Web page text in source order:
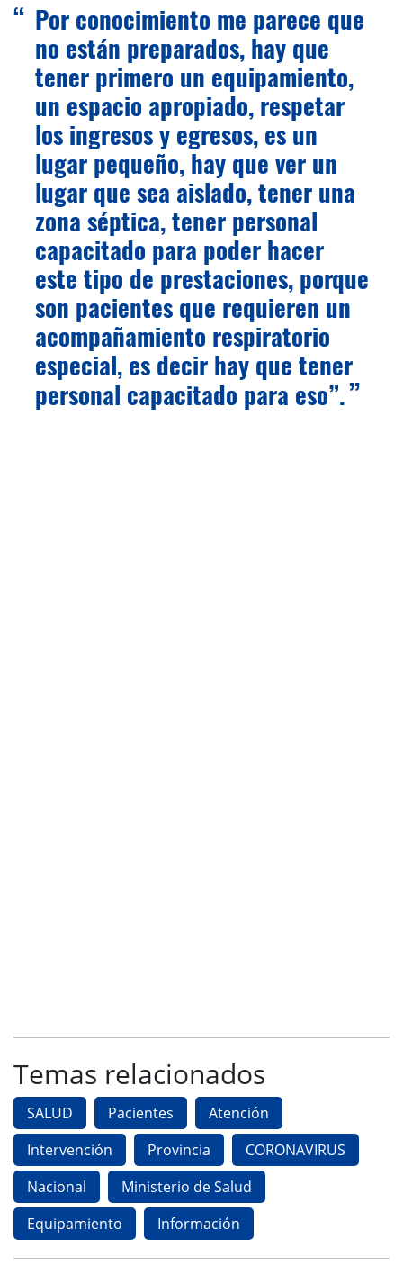
Por conocimiento me parece que
no están preparados, hay que
tener primero un equipamiento,
un espacio apropiado, respetar
los ingresos y egresos, es un
lugar pequeño, hay que ver un
lugar que sea aislado, tener una
zona séptica, tener personal
capacitado para poder hacer
este tipo de prestaciones, porque
son pacientes que requieren un
acompañamiento respiratorio
especial, es decir hay que tener
personal capacitado para eso”.
Temas relacionados
SALUD Pacientes
Atención
Intervención
Provincia
CORONAVIRUS
Nacional
Ministerio de Salud
Equipamiento
Información